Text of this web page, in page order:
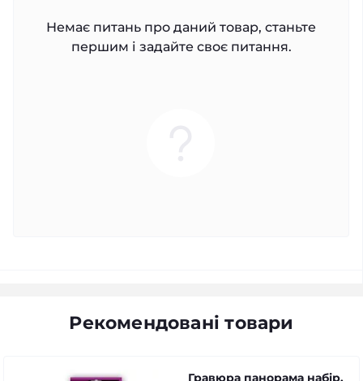
Немає питань про даний товар, станьте
першим і задайте своє питання.
Рекомендовані товари
Гравюра панорама набір.